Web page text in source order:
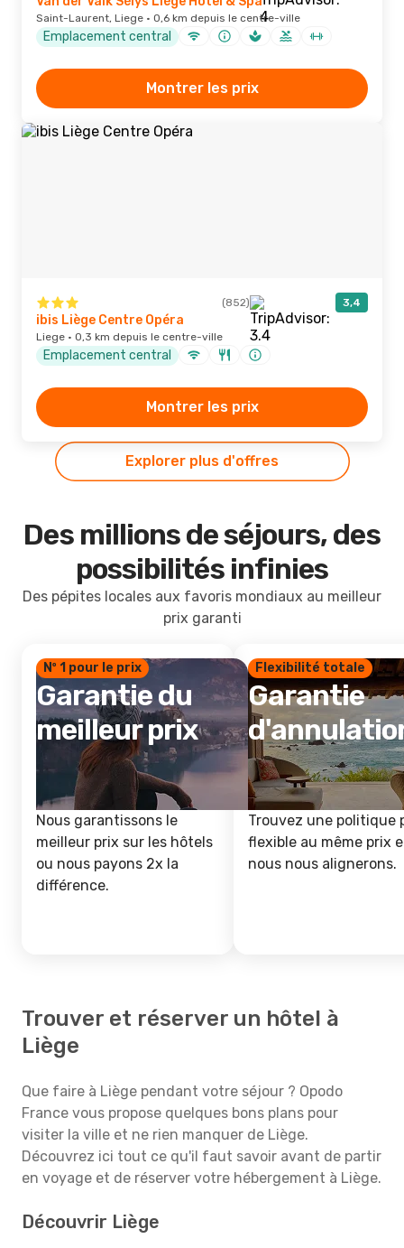
Saint-Laurent, Liege · 0,6 km depuis le centre-ville
Emplacement central
Montrer les prix
(852) 3,4
ibis Liège Centre Opéra
Liege · 0,3 km depuis le centre-ville
Emplacement central
Montrer les prix
Explorer plus d'offres
Des millions de séjours, des
possibilités infinies
Des pépites locales aux favoris mondiaux au meilleur
prix garanti
Nº 1 pour le prix
Garantie du
meilleur prix
Nous garantissons le
meilleur prix sur les hôtels
ou nous payons 2x la
différence.
Flexibilité totale
Garantie
Trouvez une politique
flexible au même prix
nous nous alignerons.
Trouver et réserver un hôtel à
Liège
Que faire à Liège pendant votre séjour ? Opodo
France vous propose quelques bons plans pour
visiter la ville et ne rien manquer de Liège.
Découvrez ici tout ce qu'il faut savoir avant de partir
en voyage et de réserver votre hébergement à Liège.
Découvrir Liège